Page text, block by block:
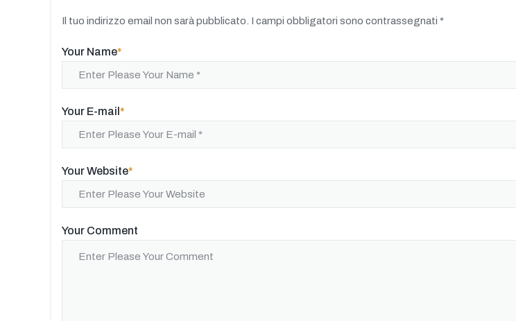
Il tuo indirizzo email non sarà pubblicato. I campi obbligatori sono contrassegnati *
Your Name*
Your E-mail *
Your Website*
Your Comment